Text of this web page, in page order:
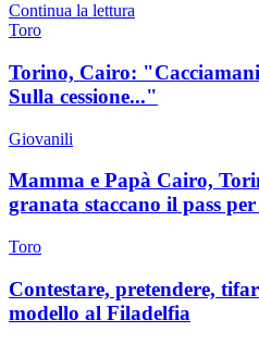
Continua la lettura
Toro
Torino, Cairo:
Sulla cessione..."
Giovanili
Mamma e Papà Cairo,
granata staccano il pass
Toro
Contestare, pretendere,
modello al Filadelfia